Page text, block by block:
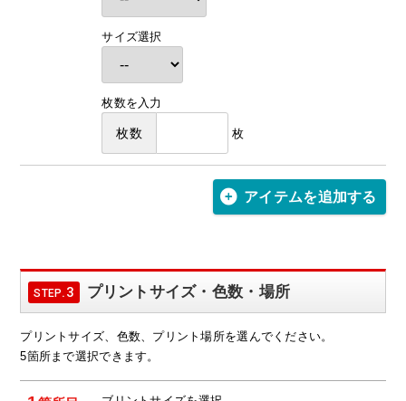
サイズ選択
枚数を入力
枚数 枚
アイテムを追加する
STEP.3 プリントサイズ・色数・場所
プリントサイズ、色数、プリント場所を選んでください。
5箇所まで選択できます。